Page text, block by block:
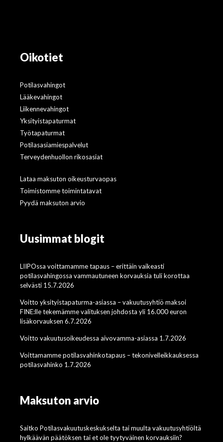
Oikotiet
Potilasvahingot
Lääkevahingot
Liikennevahingot
Yksityistapaturmat
Työtapaturmat
Potilasasiamiespalvelut
Terveydenhuollon rikosasiat
Lataa maksuton oikeusturvaopas
Toimistomme toimintatavat
Pyydä maksuton arvio
Uusimmat blogit
LIIPOssa voittamamme tapaus – erittäin vaikeasti
potilasvahingossa vammautuneen korvauksia tuli korottaa
selvästi 15.7.2026
Voitto yksityistapaturma-asiassa – vakuutusyhtiö maksoi
FINE:lle tekemämme valituksen johdosta yli 16.000 euron
lisäkorvauksen 6.7.2026
Voitto vakuutusoikeudessa aivovamma-asiassa 1.7.2026
Voittamamme potilasvahinkotapaus – tekonivelleikkauksessa
potilasvahinko 1.7.2026
Maksuton arvio
Saitko Potilasvakuutuskeskukselta tai muulta vakuutusyhtiöltä
hylkäävän päätöksen tai et ole tyytyväinen korvauksiin?